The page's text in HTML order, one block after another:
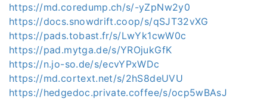
https://md.coredump.ch/s/-yZpNw2y0
https://docs.snowdrift.coop/s/qSJT32vXG
https://pads.tobast.fr/s/LwYk1cwW0c
https://pad.mytga.de/s/YROjukGfK
https://n.jo-so.de/s/ecvYPxWDc
https://md.cortext.net/s/2hS8deUVU
https://hedgedoc.private.coffee/s/ocp5wBAsJ